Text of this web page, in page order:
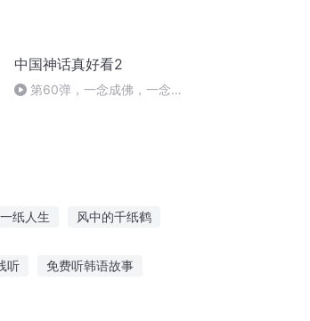
中国神话真好看2
第60弹，一念成佛，一念成
纸人生 风中的千纸鹤
听 免费听韩语故事